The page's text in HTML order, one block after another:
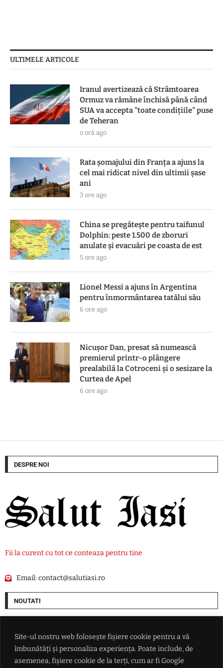
Site-ul nostru web folosește fișiere cookie pentru a vă
îmbunătăți și personaliza experiența. Poate include, de
asemenea, fișiere cookie de la terți, cum ar fi Google
ULTIMELE ARTICOLE
Iranul avertizează că Strâmtoarea
Ormuz va rămâne închisă până când
SUA va accepta "toate condiţiile" puse
de Teheran
o oră ago
Rata șomajului din Franța a ajuns la
cel mai ridicat nivel din ultimii șase
ani
3 ore ago
China se pregătește pentru taifunul
Dolphin: peste 1.500 de zboruri
anulate și evacuări pe coasta de est
5 ore ago
Lionel Messi a ajuns în Argentina
pentru înmormântarea tatălui său
6 ore ago
Nicușor Dan, presat să numească
premierul printr-o plângere
prealabilă la Cotroceni și o sesizare la
Curtea de Apel
6 ore ago
DESPRE NOI
Fii la curent cu tot ce conteaza pentru tine
Email:contact@salutiasi.ro
NOUTATI
SUA va accepta "toate condiţiile" puse de Teheran
Rata șomajului din Franța a ajuns la cel mai ridicat nivel din ultimii șase